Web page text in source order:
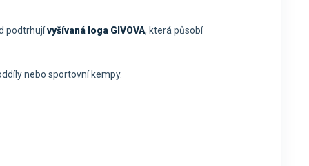
podtrhujívyšívaná loga GIVOVA, která působí
nebo sportovní kempy.